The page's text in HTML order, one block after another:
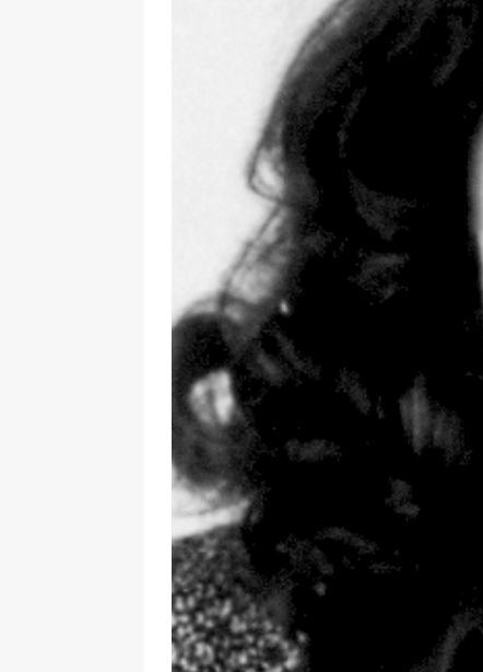
de la réalité » – entretien
[ 2 février 2026 ] Lancement
L’Harmattan
ACTUALITÉ
[ 8 janvier 2026 ]
Interview.
face aux dictatures
[ 10 novembre 2025 ]
un classique, c’est en réalité
[ 4 août 2026 ] Interview.
émotions que les autres ne